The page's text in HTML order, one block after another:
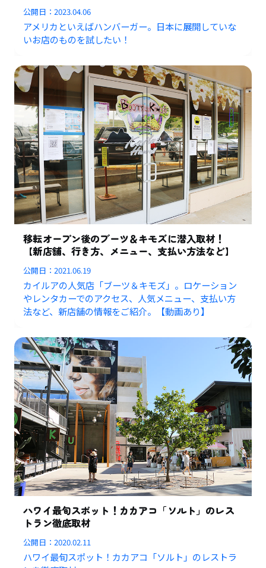
公開日：2023.04.06
アメリカといえばハンバーガー。日本に展開していな
いお店のものを試したい！
移転オープン後のブーツ＆キモズに潜入取材！
【新店舗、行き方、メニュー、支払い方法など】
公開日：2021.06.19
カイルアの人気店「ブーツ＆キモズ」。ロケーション
やレンタカーでのアクセス、人気メニュー、支払い方
法など、新店舗の情報をご紹介。【動画あり】
ハワイ最旬スポット！カカアコ「ソルト」のレス
トラン徹底取材
公開日：2020.02.11
ハワイ最旬スポット！カカアコ「ソルト」のレストラ